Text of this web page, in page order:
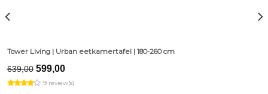
Tower Living | Urban eetkamertafel | 180-260 cm
639,00 Original
price
was:
599,00Current
is:
9 review(s)